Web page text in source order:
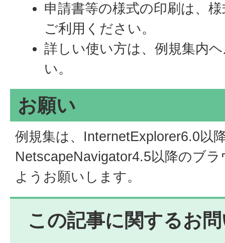
申請書等の様式の印刷は、
ご利用ください。
詳しい使い方は、例規集内
い。
お願い
例規集は、InternetExplorer6.0以
NetscapeNavigator4.5以降のブ
ようお願いします。
この記事に関するお